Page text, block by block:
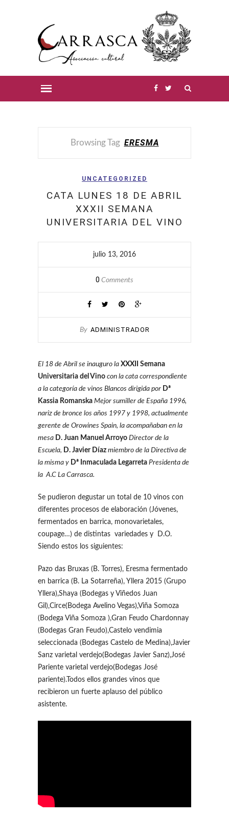
Browsing Tag ERESMA
UNCATEGORIZED
CATA LUNES 18 DE ABRIL
XXXII SEMANA
UNIVERSITARIA DEL VINO
julio 13, 2016
0 Comments
By ADMINISTRADOR
El 18 de Abril se inauguro la XXXII Semana
Universitaria del Vino con la cata correspondiente
a la categoría de vinos Blancos dirigida por Dª
Kassia Romanska Mejor sumiller de España 1996,
nariz de bronce los años 1997 y 1998, actualmente
gerente de Orowines Spain, la acompañaban en la
mesa D. Juan Manuel Arroyo Director de la
Escuela, D. Javier Díaz miembro de la Directiva de
la misma y Dª Inmaculada Legarreta Presidenta de
la A.C La Carrasca.
Se pudieron degustar un total de 10 vinos con
diferentes procesos de elaboración (Jóvenes,
fermentados en barrica, monovarietales,
coupage…) de distintas variedades y D.O.
Siendo estos los siguientes:
Pazo das Bruxas (B. Torres), Eresma fermentado
en barrica (B. La Sotarreña), Yllera 2015 (Grupo
Yllera),Shaya (Bodegas y Viñedos Juan
Gil),Circe(Bodega Avelino Vegas),Viña Somoza
(Bodega Viña Somoza ),Gran Feudo Chardonnay
(Bodegas Gran Feudo),Castelo vendimia
seleccionada (Bodegas Castelo de Medina),Javier
Sanz varietal verdejo(Bodegas Javier Sanz),José
Pariente varietal verdejo(Bodegas José
pariente).Todos ellos grandes vinos que
recibieron un fuerte aplauso del público
asistente.